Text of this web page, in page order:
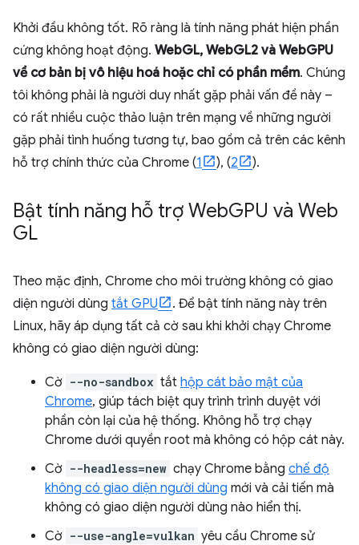
Khởi đầu không tốt. Rõ ràng là tính năng phát hiện phần
cứng không hoạt động. WebGL, WebGL2 và WebGPU
về cơ bản bị vô hiệu hoá hoặc chỉ có phần mềm. Chúng
tôi không phải là người duy nhất gặp phải vấn đề này –
có rất nhiều cuộc thảo luận trên mạng về những người
gặp phải tình huống tương tự, bao gồm cả trên các kênh
hỗ trợ chính thức của Chrome (1 ), (2 ).
Bật tính năng hỗ trợ WebGPU và Web
GL
Theo mặc định, Chrome cho môi trường không có giao
diện người dùng tắt GPU
. Để bật tính năng này trên
Linux, hãy áp dụng tất cả cờ sau khi khởi chạy Chrome
không có giao diện người dùng:
Cờ --no-sandbox tắt hộp cát bảo mật của
Chrome, giúp tách biệt quy trình trình duyệt với
phần còn lại của hệ thống. Không hỗ trợ chạy
Chrome dưới quyền root mà không có hộp cát này.
Cờ --headless=new chạy Chrome bằng chế độ
không có giao diện người dùng mới và cải tiến mà
không có giao diện người dùng nào hiển thị.
Cờ --use-angle=vulkan yêu cầu Chrome sử